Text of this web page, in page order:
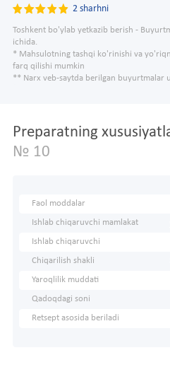
2 sharhni
Toshkent bo'ylab yetkazib berish -
ichida.
* Mahsulotning tashqi ko'rinishi va
farq qilishi mumkin
** Narx veb-saytda berilgan buyurtmalar
Preparatning
№ 10
Faol moddalar
Ishlab chiqaruvchi mamlakat
Ishlab chiqaruvchi
Chiqarilish shakli
Yaroqlilik muddati
Qadoqdagi soni
Retsept asosida beriladi